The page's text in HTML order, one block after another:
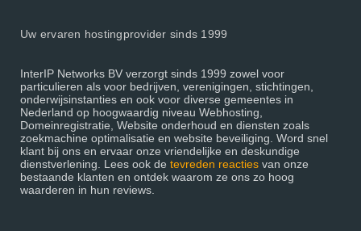
Uw ervaren hostingprovider sinds 1999
InterIP Networks BV verzorgt sinds 1999 zowel voor
particulieren als voor bedrijven, verenigingen, stichtingen,
onderwijsinstanties en ook voor diverse gemeentes in
Nederland op hoogwaardig niveau Webhosting,
Domeinregistratie, Website onderhoud en diensten zoals
zoekmachine optimalisatie en website beveiliging. Word snel
klant bij ons en ervaar onze vriendelijke en deskundige
dienstverlening. Lees ook de tevreden reacties van onze
bestaande klanten en ontdek waarom ze ons zo hoog
waarderen in hun reviews.